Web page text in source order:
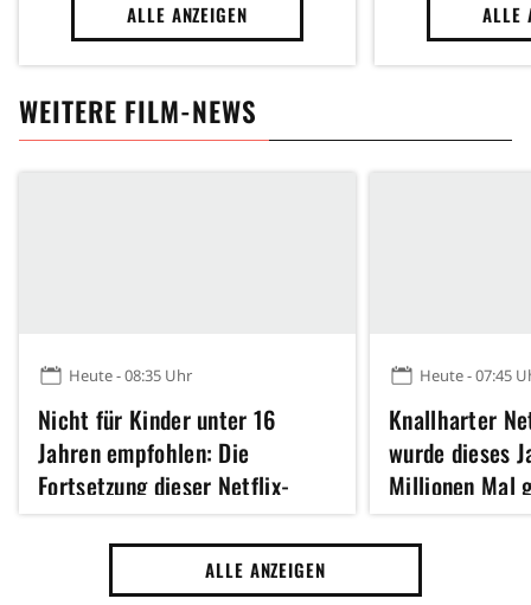
ALLE ANZEIGEN ALLE
WEITERE FILM-NEWS
Heute - 08:35 Uhr
Nicht für Kinder unter 16
Jahren empfohlen: Die
Fortsetzung dieser Netflix-
Serie, basierend auf einem der
100 besten Bücher aller
Zeiten, ist jetzt abrufbar
Heute - 07:45
Knallharter
wurde dieses
Millionen Mal
bringt seine
(!) zusammen
ALLE ANZEIGEN